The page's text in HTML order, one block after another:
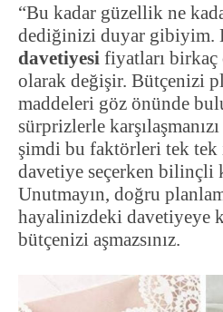
“Bu kadar güzellik ne
dediğinizi duyar gibiyim.
davetiyesi fiyatları birkaç
olarak değişir. Bütçenizi
maddeleri göz önünde
sürprizlerle
şimdi bu faktörleri tek tek
davetiye seçerken bilinçli
Unutmayın, doğru
hayalinizdeki davetiyeye
bütçenizi aşmazsınız.